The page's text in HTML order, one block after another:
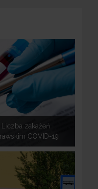
Liczba zakażeń
COVID-19